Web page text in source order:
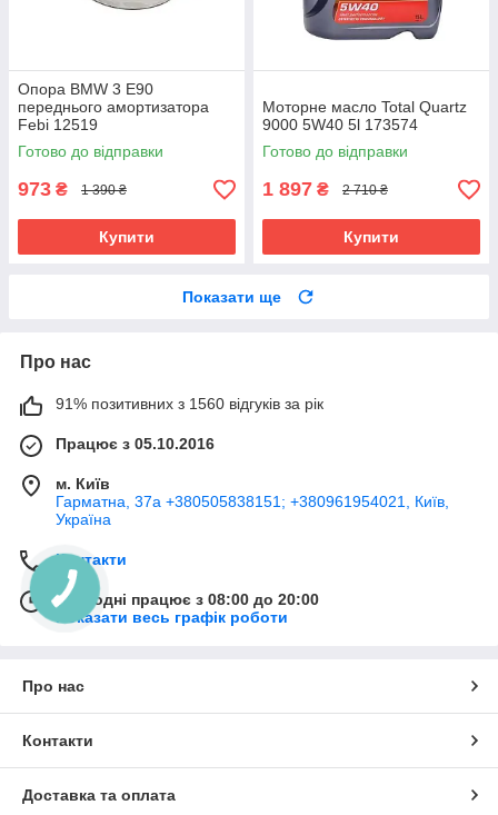
Опора BMW 3 E90
переднього амортизатора
Febi 12519
Готово до відправки
973 ₴ 1 390 ₴
Купити
Моторне масло Total Quartz
9000 5W40 5l 173574
Готово до відправки
1 897 ₴ 2 710 ₴
Купити
Показати ще
Про нас
91% позитивних з 1560 відгуків за рік
Працює з 05.10.2016
м. Київ
Гарматна, 37а +380505838151; +380961954021, Київ,
Україна
Контакти
Сьогодні працює з 08:00 до 20:00
Показати весь графік роботи
Про нас
Контакти
Доставка та оплата